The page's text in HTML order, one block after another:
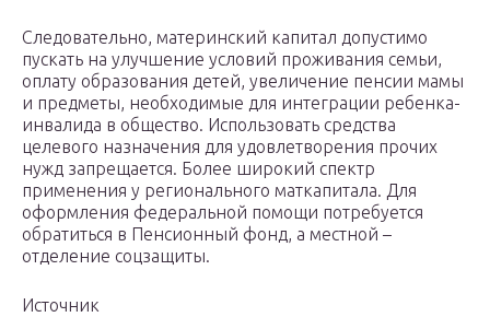
Следовательно, материнский капитал допустимо
пускать на улучшение условий проживания семьи,
оплату образования детей, увеличение пенсии мамы
и предметы, необходимые для интеграции ребенка-
инвалида в общество. Использовать средства
целевого назначения для удовлетворения прочих
нужд запрещается. Более широкий спектр
применения у регионального маткапитала. Для
оформления федеральной помощи потребуется
обратиться в Пенсионный фонд, а местной –
отделение соцзащиты.
Источник